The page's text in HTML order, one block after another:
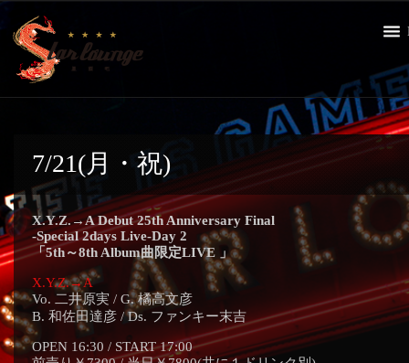
7/21(月・祝)
X.Y.Z.→A Debut 25th Anniversary Final
-Special 2days Live-Day 2
「5th～8th Album曲限定LIVE 」
X.Y.Z.→A
Vo. 二井原実 / G. 橘高文彦
B. 和佐田達彦 / Ds. ファンキー末吉
OPEN 16:30 / START 17:00